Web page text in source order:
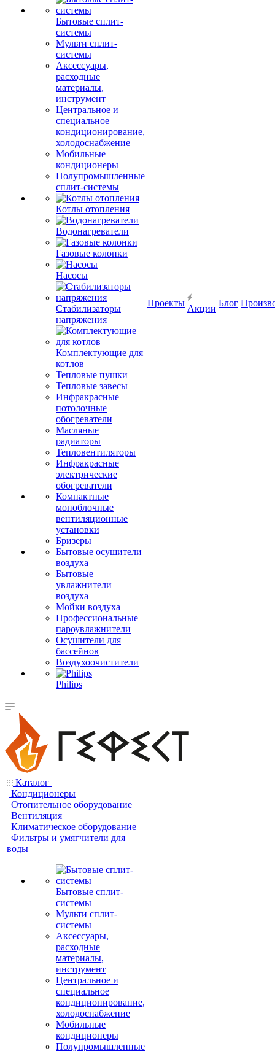
Бытовые сплит-
системы
Мульти сплит-
системы
Аксессуары,
расходные
материалы,
инструмент
Центральное и
специальное
кондиционирование,
холодоснабжение
Мобильные
кондиционеры
Полупромышленные
сплит-системы
Котлы отопления
Водонагреватели
Газовые колонки
Насосы
Стабилизаторы
напряжения
Комплектующие для
котлов
Тепловые пушки
Тепловые завесы
Инфракрасные
потолочные
обогреватели
Масляные
радиаторы
Тепловентиляторы
Инфракрасные
электрические
обогреватели
Компактные
моноблочные
вентиляционные
установки
Бризеры
Бытовые осушители
воздуха
Бытовые
увлажнители
воздуха
Мойки воздуха
Профессиональные
пароувлажнители
Осушители для
бассейнов
Воздухоочистители
Philips
Проекты
Акции
Блог
Каталог
Кондиционеры
Отопительное оборудование
Вентиляция
Климатическое оборудование
Фильтры и умягчители для
воды
Бытовые сплит-
системы
Мульти сплит-
системы
Аксессуары,
расходные
материалы,
инструмент
Центральное и
специальное
кондиционирование,
холодоснабжение
Мобильные
кондиционеры
Полупромышленные